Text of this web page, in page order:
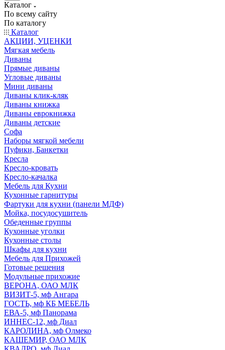
Каталог
По всему сайту
По каталогу
Каталог
АКЦИИ, УЦЕНКИ
Мягкая мебель
Диваны
Прямые диваны
Угловые диваны
Мини диваны
Диваны клик-кляк
Диваны книжка
Диваны еврокнижка
Диваны детские
Софа
Наборы мягкой мебели
Пуфики, Банкетки
Кресла
Кресло-кровать
Кресло-качалка
Мебель для Кухни
Кухонные гарнитуры
Фартуки для кухни (панели МДФ)
Мойка, посудосушитель
Обеденные группы
Кухонные уголки
Кухонные столы
Шкафы для кухни
Мебель для Прихожей
Готовые решения
Модульные прихожие
ВЕРОНА, ОАО МЛК
ВИЗИТ-5, мф Ангара
ГОСТЬ, мф КБ МЕБЕЛЬ
ЕВА-5, мф Панорама
ИННЕС-12, мф Диал
КАРОЛИНА, мф Олмеко
КАШЕМИР, ОАО МЛК